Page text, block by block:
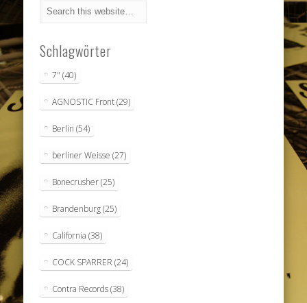
Schlagwörter
7" (40)
AGNOSTIC Front(29)
Berlin (54)
berliner Weisse (27)
Bonecrusher(25)
Brandenburg(25)
California (38)
COCK SPARRER (24)
Contra Records(38)